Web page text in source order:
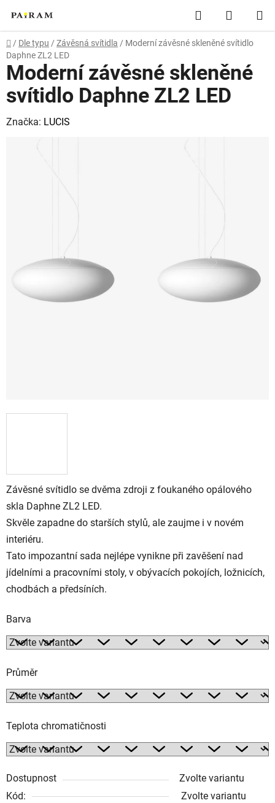
obsah
Hledat
KOŠÍK
Domů
/ Dle typu / Závěsná svítidla / Moderní závěsné skleněné svítidlo
Daphne ZL2 LED
Závěsné svítidlo se dvěma zdroji z foukaného opálového
skla Daphne ZL2 LED.
Skvěle zapadne do starších stylů, ale zaujme i v novém
interiéru.
Tato impozantní sada nejlépe vynikne při zavěšení nad
jídelními a pracovními stoly, v obývacích pokojích, ložnicích,
chodbách a předsíních.
Barva
Průměr
Teplota chromatičnosti
Dostupnost
Zvolte variantu
Kód:
Zvolte variantu
Moderní závěsné skleněné
svítidlo Daphne ZL2 LED
Značka: LUCIS